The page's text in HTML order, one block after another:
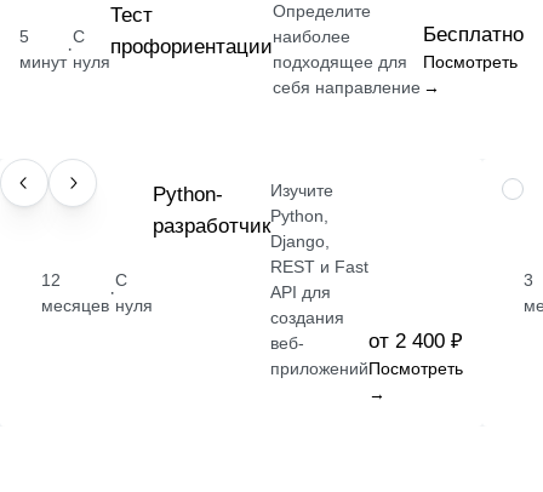
5
минут
·
С
нуля
Тест
профориентации
Определите
наиболее
подходящее для
себя направление
Бесплатно
Посмотреть
→
ПРОФЕССИЯ
12
месяцев
·
С
нуля
Python-
разработчик
Изучите
Python,
Django,
REST и Fast
API для
создания
веб-
приложений
от 2 400 ₽
Посмотреть
→
3